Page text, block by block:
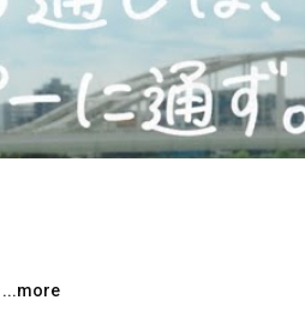
...more